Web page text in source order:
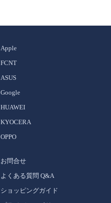
Apple
FCNT
ASUS
Google
HUAWEI
KYOCERA
OPPO
お問合せ
よくある質問 Q&A
ショッピングガイド